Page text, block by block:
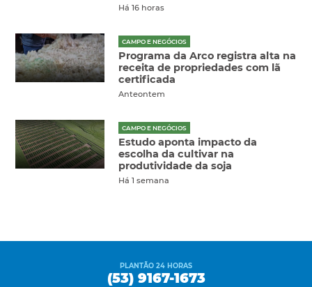
Há 16 horas
CAMPO E NEGÓCIOS
Programa da Arco registra alta na
receita de propriedades com lã
certificada
Anteontem
CAMPO E NEGÓCIOS
Estudo aponta impacto da
escolha da cultivar na
produtividade da soja
Há 1 semana
PLANTÃO 24 HORAS
(53) 9167-1673